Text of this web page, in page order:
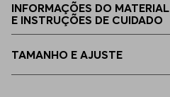
EP - XS
INFORMAÇÕES DO MATERIAL
E INSTRUÇÕES DE CUIDADO
TAMANHO E AJUSTE